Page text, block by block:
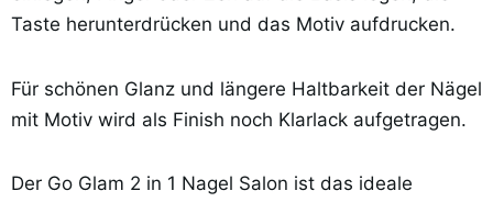
Taste herunterdrücken und das Motiv aufdrucken.
Für schönen Glanz und längere Haltbarkeit der Nägel
mit Motiv wird als Finish noch Klarlack aufgetragen.
Der Go Glam 2 in 1 Nagel Salon ist das ideale